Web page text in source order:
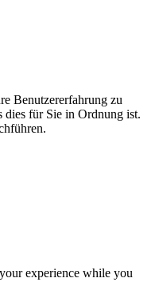
Benutzererfahrung zu
dies für Sie in Ordnung ist.
experience while you